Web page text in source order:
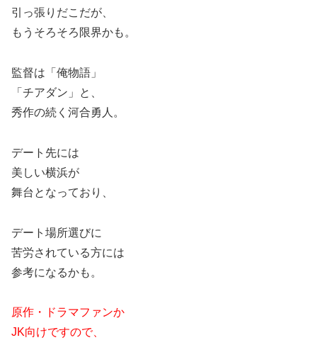
引っ張りだこだが、
もうそろそろ限界かも。
監督は「俺物語」
「チアダン」と、
秀作の続く河合勇人。
デート先には
美しい横浜が
舞台となっており、
デート場所選びに
苦労されている方には
参考になるかも。
原作・ドラマファンか
JK向けですので、